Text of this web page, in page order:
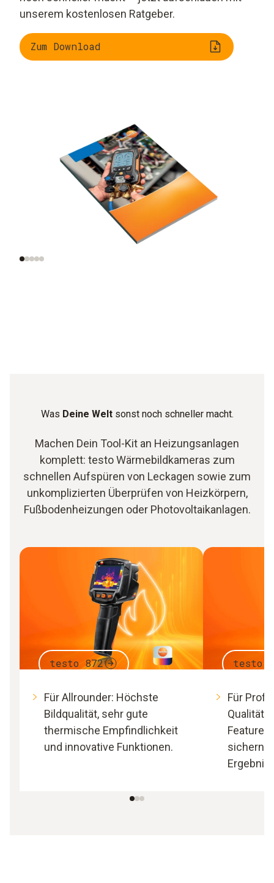
unserem kostenlosen Ratgeber.
Zum Download
Grundlagen und
Was Deine Welt sonst noch schneller macht.
Machen Dein Tool-Kit an Heizungsanlagen
komplett: testo Wärmebildkameras zum
schnellen Aufspüren von Leckagen sowie zum
unkomplizierten Überprüfen von Heizkörpern,
Fußbodenheizungen oder Photovoltaikanlagen.
testo 872
Für Allrounder: Höchste
Bildqualität, sehr gute
thermische Empfindlichkeit
und innovative Funktionen.
testo
Für
Qualität
Features
sichern